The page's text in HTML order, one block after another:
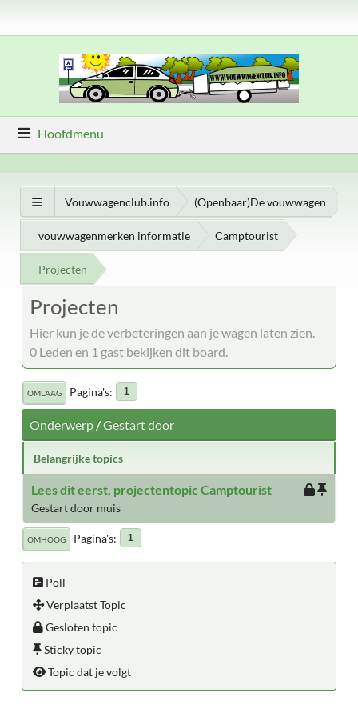
Hoofdmenu
Vouwwagenclub.info (Openbaar)De vouwwagen
vouwwagenmerken informatie Camptourist
Projecten
Projecten
Hier kun je de verbeteringen aan je wagen laten zien.
0 Leden en 1 gast bekijken dit board.
OMLAAG Pagina's 1
Onderwerp/Gestart door
Belangrijke topics
Lees dit eerst, projectentopic Camptourist
Gestart door muis
OMHOOG Pagina's 1
Poll
Verplaatst Topic
Gesloten topic
Sticky topic
Topic dat je volgt